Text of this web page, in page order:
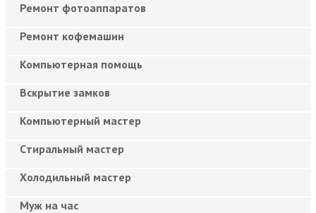
Ремонт фотоаппаратов
Ремонт кофемашин
Компьютерная помощь
Вскрытие замков
Компьютерный мастер
Cтиральный мастер
Холодильный мастер
Муж на час